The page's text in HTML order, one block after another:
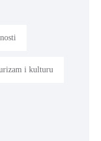
i kulturu